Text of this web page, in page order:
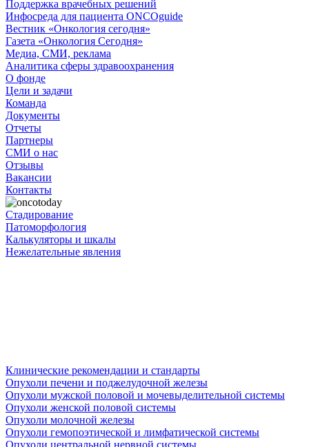
Поддержка врачебных решений
Инфосреда для пациента ONCOguide
Вестник «Онкология сегодня»
Газета «Онкология Сегодня»
Медиа, СМИ, реклама
Аналитика сферы здравоохранения
О фонде
Цели и задачи
Команда
Документы
Отчеты
Партнеры
СМИ о нас
Отзывы
Вакансии
Контакты
Стадирование
Патоморфология
Калькуляторы и шкалы
Нежелательные явления
Клинические рекомендации и стандарты
Опухоли печени и поджелудочной железы
Опухоли мужской половой и мочевыделительной системы
Опухоли женской половой системы
Опухоли молочной железы
Опухоли гемопоэтической и лимфатической системы
Опухоли центральной нервной системы